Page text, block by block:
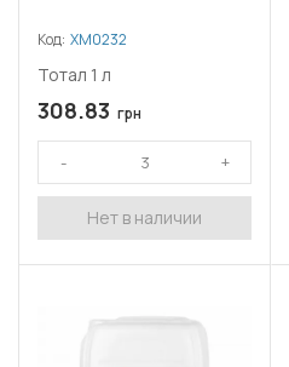
Код: ХМ0232
Тотал 1 л
308.83 грн
Нет в наличии